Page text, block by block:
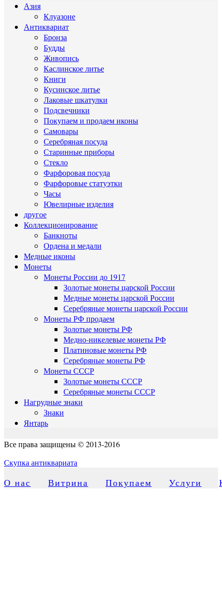
Азия
Клуазоне
Антиквариат
Бронза
Будды
Живопись
Каслинское литье
Книги
Кусинское литье
Лаковые шкатулки
Подсвечники
Покупаем и продаем иконы
Самовары
Серебряная посуда
Старинные приборы
Стекло
Фарфоровая посуда
Фарфоровые статуэтки
Часы
Ювелирные изделия
другое
Коллекционирование
Банкноты
Ордена и медали
Медные иконы
Монеты
Монеты России до 1917
Золотые монеты царской России
Медные монеты царской России
Серебряные монеты царской России
Монеты РФ продаем
Золотые монеты РФ
Медно-никелевые монеты РФ
Платиновые монеты РФ
Серебряные монеты РФ
Монеты СССР
Золотые монеты СССР
Серебряные монеты СССР
Нагрудные знаки
Знаки
Янтарь
Все права защищены © 2013-2016
Скупка антиквариата
О нас Витрина Покупаем Услуги